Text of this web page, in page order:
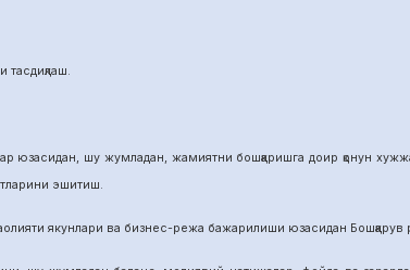
шу жумладан, жамиятни бошқаришга доир қонун
эшитиш.
якунлари ва бизнес-режа бажарилиши юзасидан Бошқарув